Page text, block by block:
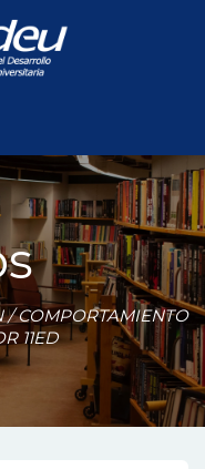
/ COMPORTAMIENTO
11ED